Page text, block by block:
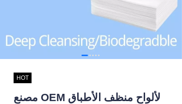
HOT
مصنع OEM لألواح منظف الأطباق